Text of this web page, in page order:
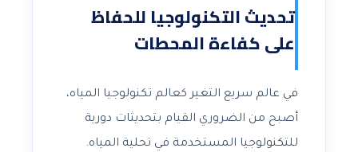
تحديث التكنولوجيا للحفاظ
على كفاءة المحطات
في عالم سريع التغير كعالم تكنولوجيا المياه،
أصبح من الضروري القيام بتحديثات دورية
للتكنولوجيا المستخدمة في تحلية المياه.